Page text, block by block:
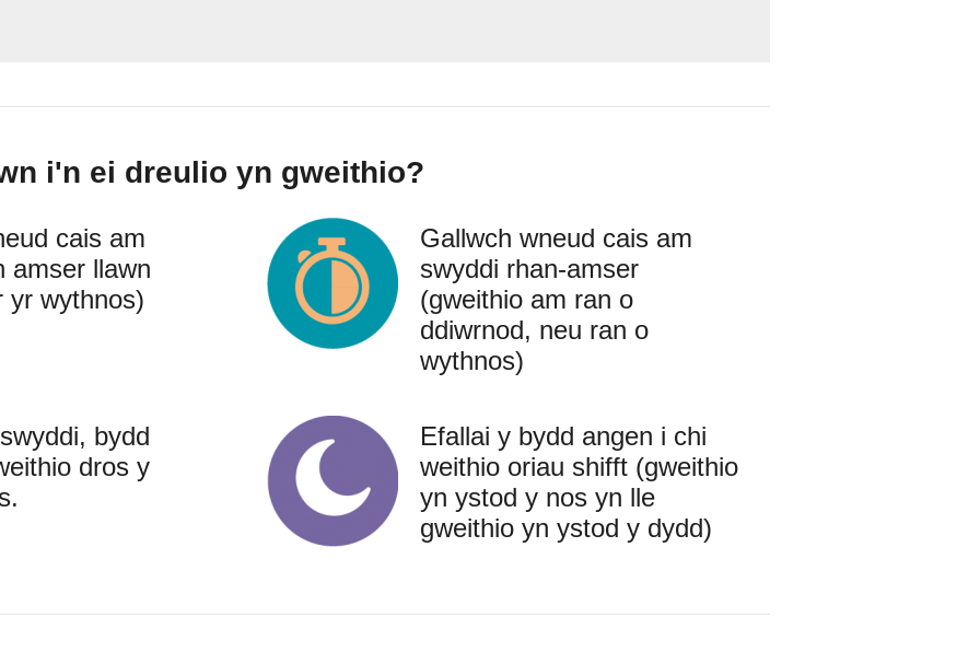
i'n ei dreulio yn gweithio?
cais am
amser llawn
yr wythnos)
Gallwch wneud cais am
swyddi rhan-amser
(gweithio am ran o
ddiwrnod, neu ran o
wythnos)
bydd
dros y
Efallai y bydd angen i chi
weithio oriau shifft (gweithio
yn ystod y nos yn lle
gweithio yn ystod y dydd)